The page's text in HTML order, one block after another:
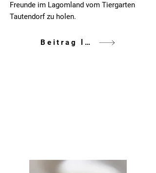
Freunde im Lagomland vom Tiergarten
Tautendorf zu holen.
Beitrag lesen